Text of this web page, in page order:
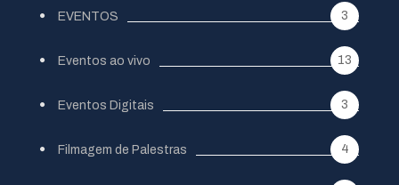
EVENTOS 3
Eventos ao vivo 13
Eventos Digitais 3
Filmagem de Palestras 4